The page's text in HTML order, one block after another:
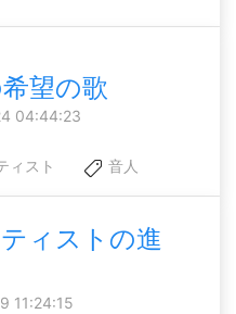
望の歌
04:44:23
ィスト 音人
ィストの進
11:24:15